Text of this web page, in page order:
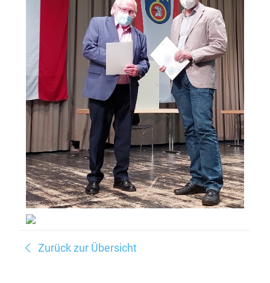
Zurück zur Übersicht